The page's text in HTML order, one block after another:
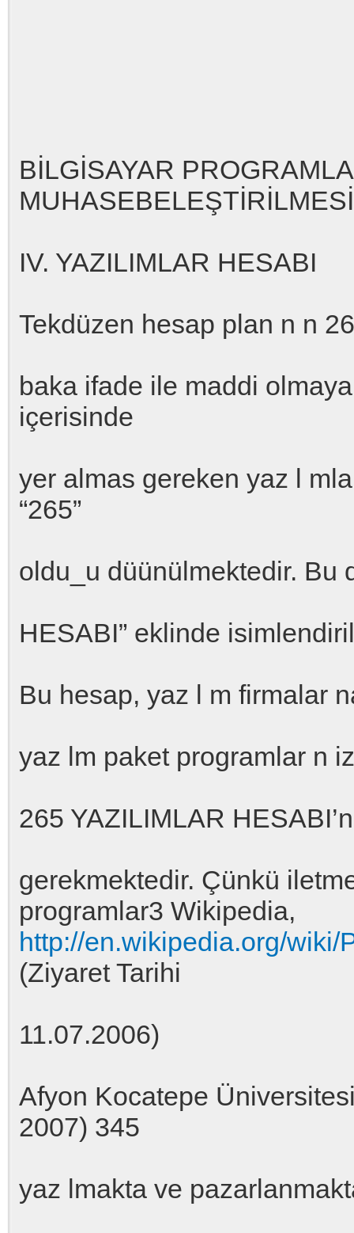
BİLGİSAYAR
MUHASEBELEŞTİRİLMESİ
IV. YAZILIMLAR HESABI
Tekdüzen hesap plan n n
baka ifade ile maddi
içerisinde
yer almas gereken yaz l
“265”
oldu_u düünülmektedir. Bu
HESABI” eklinde
Bu hesap, yaz l m firmalar
yaz lm paket programlar n
265 YAZILIMLAR
gerekmektedir. Çünkü
programlar3 Wikipedia,
http://en.wikipedia.org/wiki/
(Ziyaret Tarihi
11.07.2006)
Afyon Kocatepe
2007) 345
yaz lmakta ve